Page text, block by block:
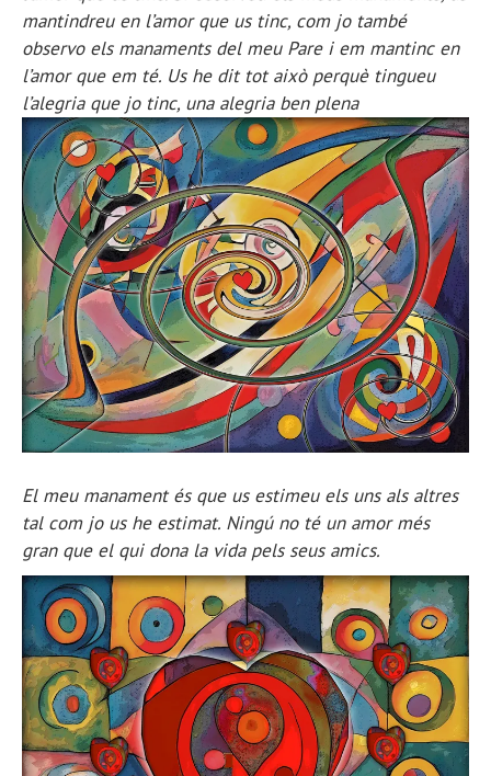
mantindreu en l’amor que us tinc, com jo també
observo els manaments del meu Pare i em mantinc en
l’amor que em té. Us he dit tot això perquè tingueu
l’alegria que jo tinc, una alegria ben plena
El meu manament és que us estimeu els uns als altres
tal com jo us he estimat. Ningú no té un amor més
gran que el qui dona la vida pels seus amics.